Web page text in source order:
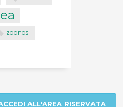
zoonosi
ALL'AREA RISERVATA